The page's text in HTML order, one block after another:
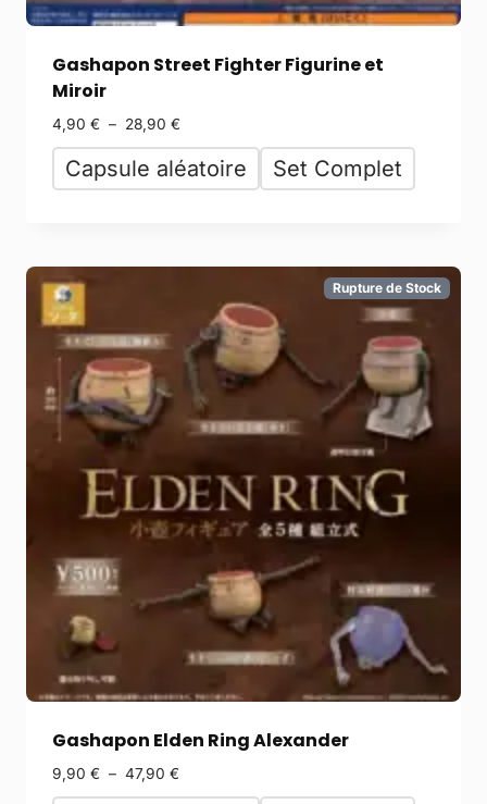
Gashapon Street Fighter Figurine et
Miroir
4,90 € – 28,90 €
Capsule aléatoire Set Complet
Rupture de Stock
Gashapon Elden Ring Alexander
9,90 € – 47,90 €